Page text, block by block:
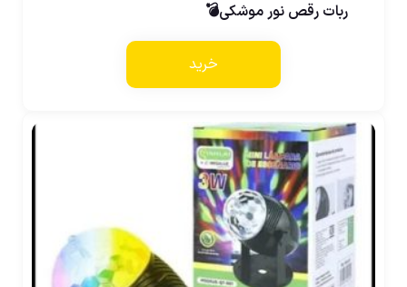
ربات رقص نور موشکی💣
خرید